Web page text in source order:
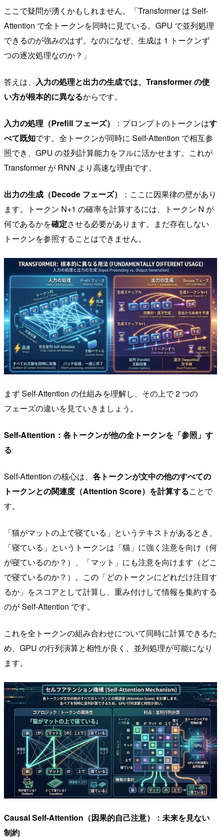
ここで疑問が湧くかもしれません。「Transformer は Self-
Attention で全トークンを同時に見ている。GPU で並列処理
できるのが強みのはず。なのになぜ、生成は 1 トークンず
つの逐次処理なのか？」
答えは、 入力の処理と出力の生成では、Transformer の使
い方が根本的に異なるからです。
入力の処理（Prefill フェーズ） ：プロンプトのトークンはす
べて既知です。全トークンが同時に Self-Attention で相互参
照でき、GPU の並列計算能力をフルに活かせます。これが
Transformer が RNN より高速な理由です。
出力の生成（Decode フェーズ）
：ここに因果律の壁があり
ます。トークン N+1 の確率を計算するには、トークン N が
何であるかを確定させる必要があります。まだ存在しない
トークンを参照することはできません。
まず Self-Attention の仕組みを理解し、その上で 2 つの
フェーズの違いを見ていきましょう。
Self-Attention：各トークンが他の全トークンを「参照」す
る
Self-Attention の核心は、 各トークンが文中の他のすべての
トークンとの関連度（Attention Score）を計算することで
す。
「猫がマットの上で寝ている」というテキストがあるとき、
「寝ている」というトークンは「猫」に強く注意を向け（何
が寝ているのか？）、「マット」にも注意を向けます（どこ
で寝ているのか？）。この「どのトークンにどれだけ注目す
るか」をスコアとして計算し、重み付けして情報を集約する
のが Self-Attention です。
これを全トークンの組み合わせについて同時に計算できるた
め、GPU の行列演算と相性が良く、並列処理が可能になり
ます。
Causal Self-Attention（因果的自己注意）：未来を見ない
制約